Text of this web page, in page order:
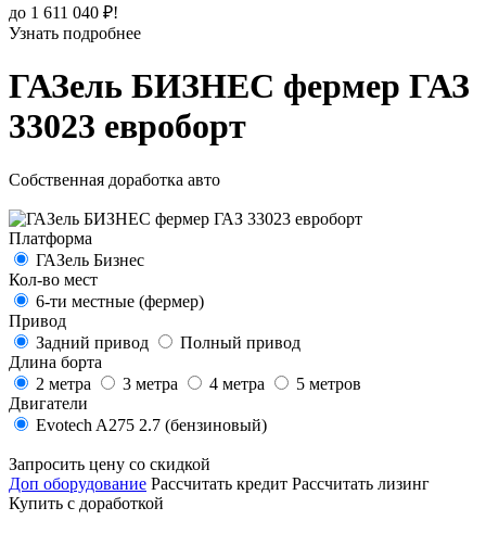
до 1 611 040 ₽!
Узнать подробнее
ГАЗель БИЗНЕС фермер ГАЗ
33023 евроборт
Собственная доработка авто
Платформа
ГАЗель Бизнес
Кол-во мест
6-ти местные (фермер)
Привод
Задний привод
Полный привод
Длина борта
2 метра
3 метра 4 метра
5 метров
Двигатели
Evotech A275 2.7 (бензиновый)
Запросить цену со скидкой
Доп оборудование Рассчитать кредит Рассчитать лизинг
Купить с доработкой